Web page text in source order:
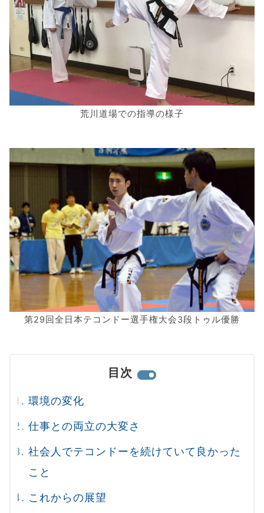
荒川道場での指導の様子
第29回全日本テコンドー選手権大会3段トゥル優勝
目次
環境の変化
仕事との両立の大変さ
社会人でテコンドーを続けていて良かった
こと
これからの展望